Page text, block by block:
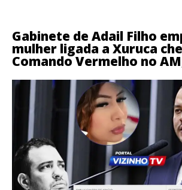
Gabinete de Adail Filho
mulher ligada a Xuruca
Comando Vermelho no